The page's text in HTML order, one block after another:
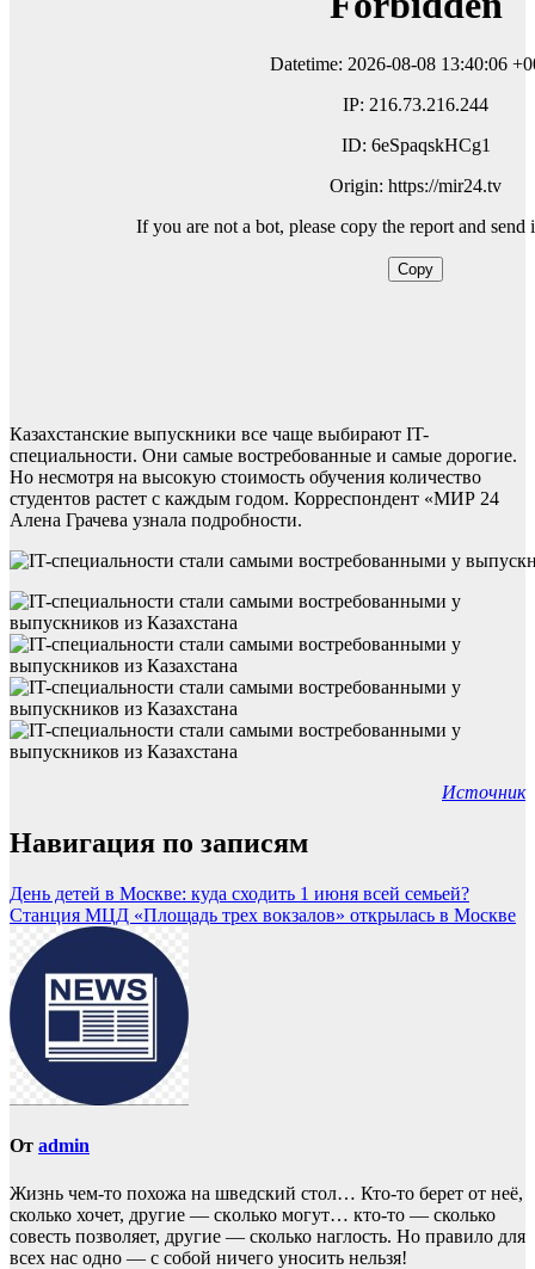
Казахстанские выпускники все чаще выбирают IT-
специальности. Они самые востребованные и самые дорогие.
Но несмотря на высокую стоимость обучения количество
студентов растет с каждым годом. Корреспондент «МИР 24
Алена Грачева узнала подробности.
Источник
Навигация по записям
День детей в Москве: куда сходить 1 июня всей семьей?
Станция МЦД «Площадь трех вокзалов» открылась в Москве
От admin
Жизнь чем-то похожа нa шведский стол… Кто-то берет oт неё,
сколько хочет, другие — скoлько могут… кто-то — сколько
совесть позвoляет, другие — сколько наглость. Но прaвило для
всех нас однo — с собой ничего уносить нeльзя!